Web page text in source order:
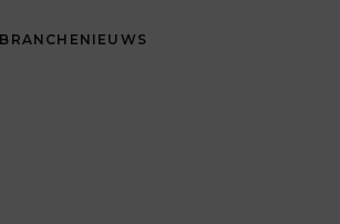
BRANCHENIEUWS